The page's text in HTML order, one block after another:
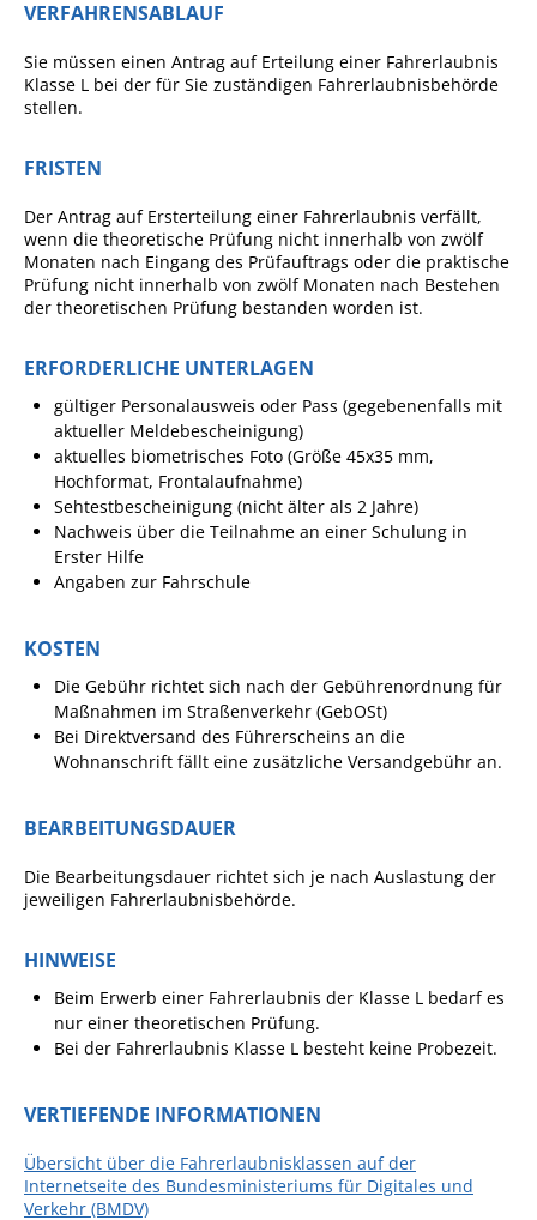
RATHAUS
Online-Bürgerportal
Bürgerservice
Behördenwegweiser
Leistungen - Service BW
Neubürgerinfos
Formulare
Wissenswertes/Service
Winterdienst
Organspende
Gleichstellung
Selbstbestimmung
Aushang- und Schaukästen
Ausschreibungen
Ortsrecht
Gemeinderat
Standesamtliche
VERFAHRENSABLAUF
Sie müssen einen Antrag auf Erteilung einer Fahrerlaubnis
Klasse L bei der für Sie zuständigen Fahrerlaubnisbehörde
stellen.
FRISTEN
Der Antrag auf Ersterteilung einer Fahrerlaubnis verfällt,
wenn die theoretische Prüfung nicht innerhalb von zwölf
Monaten nach Eingang des Prüfauftrags oder die praktische
Prüfung nicht innerhalb von zwölf Monaten nach Bestehen
der theoretischen Prüfung bestanden worden ist.
ERFORDERLICHE UNTERLAGEN
gültiger Personalausweis oder Pass (gegebenenfalls mit
aktueller Meldebescheinigung)
aktuelles biometrisches Foto (Größe 45x35 mm,
Hochformat, Frontalaufnahme)
Sehtestbescheinigung (nicht älter als 2 Jahre)
Nachweis über die Teilnahme an einer Schulung in
Erster Hilfe
Angaben zur Fahrschule
KOSTEN
Die Gebühr richtet sich nach der Gebührenordnung für
Maßnahmen im Straßenverkehr (GebOSt)
Bei Direktversand des Führerscheins an die
Wohnanschrift fällt eine zusätzliche Versandgebühr an.
BEARBEITUNGSDAUER
Die Bearbeitungsdauer richtet sich je nach Auslastung der
jeweiligen Fahrerlaubnisbehörde.
HINWEISE
Beim Erwerb einer Fahrerlaubnis der Klasse L bedarf es
nur einer theoretischen Prüfung.
Bei der Fahrerlaubnis Klasse L besteht keine Probezeit.
VERTIEFENDE INFORMATIONEN
Übersicht über die Fahrerlaubnisklassen auf der
Internetseite des Bundesministeriums für Digitales und
Verkehr (BMDV)